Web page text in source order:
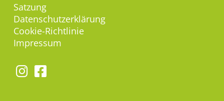
Satzung
Datenschutzerklärung
Cookie-Richtlinie
Impressum